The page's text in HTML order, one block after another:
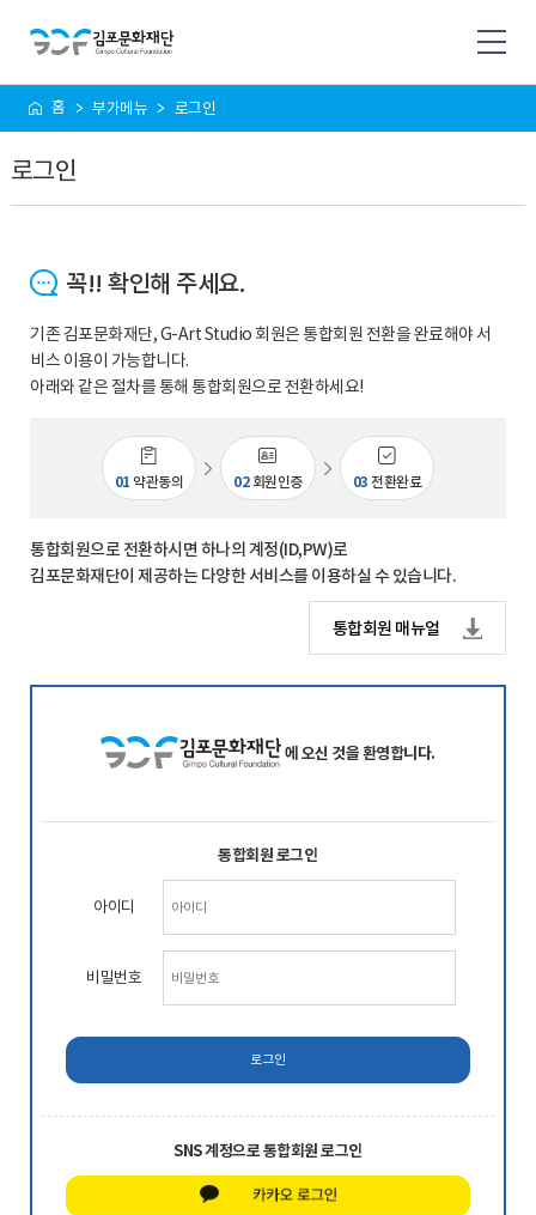
사
이
맵
홈 부가메뉴 로그인
로그인
꼭!! 확인해 주세요.
기존 김포문화재단, G-Art Studio 회원은 통합회원 전환을 완료해야 서
비스 이용이 가능합니다.
아래와 같은 절차를 통해 통합회원으로 전환하세요!
01 약관동의 02회원인증 03 전환완료
통합회원으로 전환하시면 하나의 계정(ID,PW)로
김포문화재단이 제공하는 다양한 서비스를 이용하실 수 있습니다.
통합회원 매뉴얼
에 오신 것을 환영합니다.
통합회원 로그인
아이디
비밀번호
SNS 계정으로 통합회원 로그인